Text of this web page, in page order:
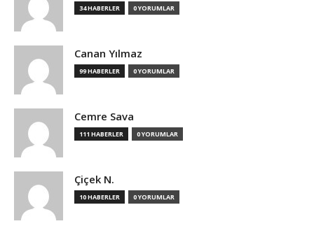
34 HABERLER 0 YORUMLAR
Canan Yılmaz
99 HABERLER 0 YORUMLAR
Cemre Sava
111 HABERLER 0 YORUMLAR
Çiçek N.
10 HABERLER 0 YORUMLAR